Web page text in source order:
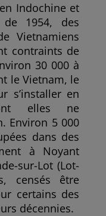
Indochine et
1954, des
Vietnamiens
contraints de
30 000 à
le Vietnam, le
s’installer en
elles ne
Environ 5 000
dans des
à Noyant
sur-Lot (Lot-
censés être
certains des
décennies.